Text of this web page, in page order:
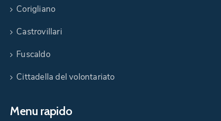
Corigliano
Castrovillari
Fuscaldo
Cittadella del volontariato
Menu rapido